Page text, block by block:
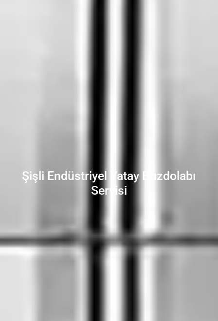
Şişli Endüstriyel Yatay Buzdolabı
Servisi